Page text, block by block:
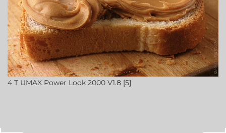
4 T UMAX Power Look 2000 V1.8 [5]